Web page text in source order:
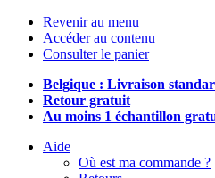
Revenir au menu
Accéder au contenu
Consulter le panier
Belgique : Livraison
Retour gratuit
Au moins 1 échantillon
Aide
Où est ma commande ?